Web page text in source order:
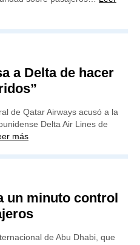
a Delta de hacer
de Qatar Airways acusó a la
Delta Air Lines de
más
un minuto control
de Abu Dhabi, que